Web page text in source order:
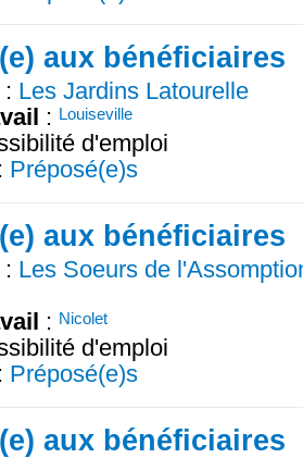
aux bénéficiaires
: Les Jardins Latourelle
: Louiseville
d'emploi
: Préposé(e)s
aux bénéficiaires
: Les Soeurs de
: Nicolet
d'emploi
: Préposé(e)s
aux bénéficiaires